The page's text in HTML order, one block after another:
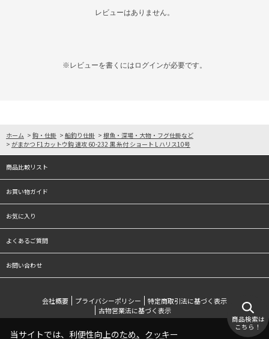
レビューはありません。
※レビューを書くには ログインが必要です。
ホーム > 鈎・仕掛 > 船釣り仕掛 > 根魚・深場・大物・フグ仕掛など
> がまかつ F1カットウ鈎 速攻 60-232 黒 糸付 ショート L ハリス10号
商品比較リスト
お買い物ガイド
お気に入り
よくあるご質問
お問い合わせ
会社概要 プライバシーポリシー
特定商取引法に基づく表示
古物営業法に基づく表示
商品検索は
こちら！
当サイトでは、利便性向上のため、クッキー